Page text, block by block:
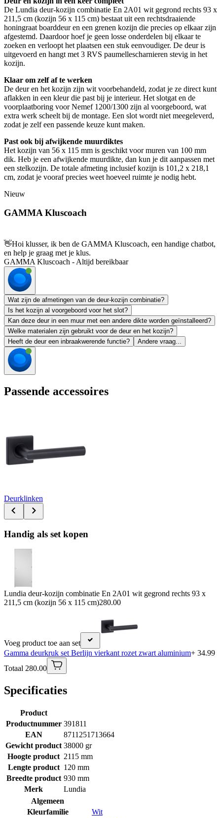
De Lundia deur-kozijn combinatie En 2A01 wit gegrond rechts 93 x
211,5 cm (kozijn 56 x 115 cm) bestaat uit een rechtsdraaiende
honingraat boarddeur en een grenen kozijn die precies op elkaar zijn
afgestemd. Daardoor hoef je geen losse onderdelen bij elkaar te
zoeken en verloopt het plaatsen een stuk eenvoudiger. De deur is
uitgevoerd en hangt met 3 RVS paumellescharnieren stevig in het
kozijn.
Klaar om zelf af te werken
De deur en het kozijn zijn wit voorbehandeld, zodat je ze direct kunt
aflakken in een kleur die past bij je interieur. Het slotgat en de
voorplaatboring voor Nemef 1200/1300 zijn al voorgeboord, wat
extra werk scheelt bij de montage. Een slot wordt niet meegeleverd,
zodat je zelf een passende keuze kunt maken.
Past ook bij afwijkende muurdiktes
Het kozijn van 56 x 115 mm is geschikt voor muren van 100 mm
dik. Heb je een afwijkende muurdikte, dan kun je dit aanpassen met
een stelkozijn. De totale afmeting inclusief kozijn is 101,2 x 218,1
cm, zodat je vooraf precies weet hoeveel ruimte je nodig hebt.
Nieuw
GAMMA Kluscoach
👋Hoi klusser, ik ben de GAMMA Kluscoach, een handige chatbot,
en help je graag met je klus.
GAMMA Kluscoach - Altijd bereikbaar
Wat zijn de afmetingen van de deur-kozijn combinatie?
Is het kozijn al voorgeboord voor het slot?
Kan deze deur in een muur met een andere dikte worden geïnstalleerd?
Welke materialen zijn gebruikt voor de deur en het kozijn?
Heeft de deur een inbraakwerende functie?
Andere vraag...
Passende accessoires
Deurklinken
Handig als set kopen
Lundia deur-kozijn combinatie En 2A01 wit gegrond rechts 93 x
211,5 cm (kozijn 56 x 115 cm)280.00
Voeg product toe aan set
Gamma deurkruk set Berlijn vierkant rozet zwart aluminium+ 34.99
Totaal 280.00
Specificaties
Product
Productnummer 391811
EAN
8711251713664
Gewicht product 38000 gr
Hoogte product 2115 mm
Lengte product 120 mm
Breedte product 930 mm
Merk
Lundia
Algemeen
Kleurfamilie
Wit